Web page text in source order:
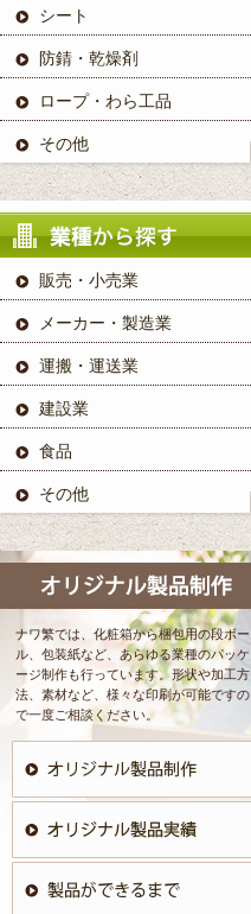
シート
防錆・乾燥剤
ロープ・わら工品
その他
販売・小売業
メーカー・製造業
運搬・運送業
建設業
食品
その他
ナワ繁では、化粧箱から梱包用の段ボー
ル、包装紙など、あらゆる業種のパッケ
ージ制作も行っています。形状や加工方
法、素材など、様々な印刷が可能ですの
で一度ご相談ください。